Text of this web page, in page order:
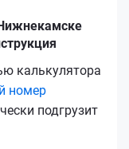
калькулятора
номер
подгрузит